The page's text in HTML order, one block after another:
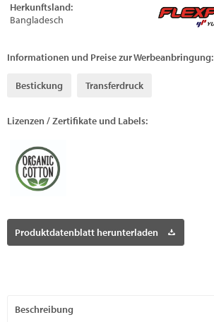
Herkunftsland:
Bangladesch
Informationen und Preise zur Werbeanbringung:
Bestickung Transferdruck
Lizenzen / Zertifikate und Labels:
Produktdatenblatt herunterladen
Beschreibung